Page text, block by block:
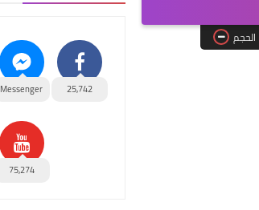
الحجم
25,742
Messenger
75,274